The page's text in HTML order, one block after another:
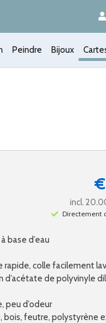
Peindre Bijoux
incl.
Directement
base d’eau
rapide, colle facilement
d’acétate de polyvinyle
peu d’odeur
bois, feutre, polystyrène